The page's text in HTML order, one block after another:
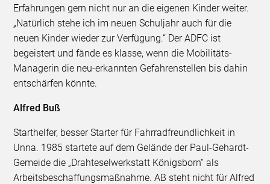
Erfahrungen gern nicht nur an die eigenen Kinder weiter.
„Natürlich stehe ich im neuen Schuljahr auch für die
neuen Kinder wieder zur Verfügung.“ Der ADFC ist
begeistert und fände es klasse, wenn die Mobilitäts-
Managerin die neu-erkannten Gefahrenstellen bis dahin
entschärfen könnte.
Alfred Buß
Starthelfer, besser Starter für Fahrradfreundlichkeit in
Unna. 1985 startete auf dem Gelände der Paul-Gehardt-
Gemeide die „Drahteselwerkstatt Königsborn“ als
Arbeitsbeschaffungsmaßnahme. AB steht nicht für Alfred